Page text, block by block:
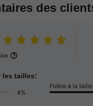
des
les tailles:
4%
Fidèle à la taille